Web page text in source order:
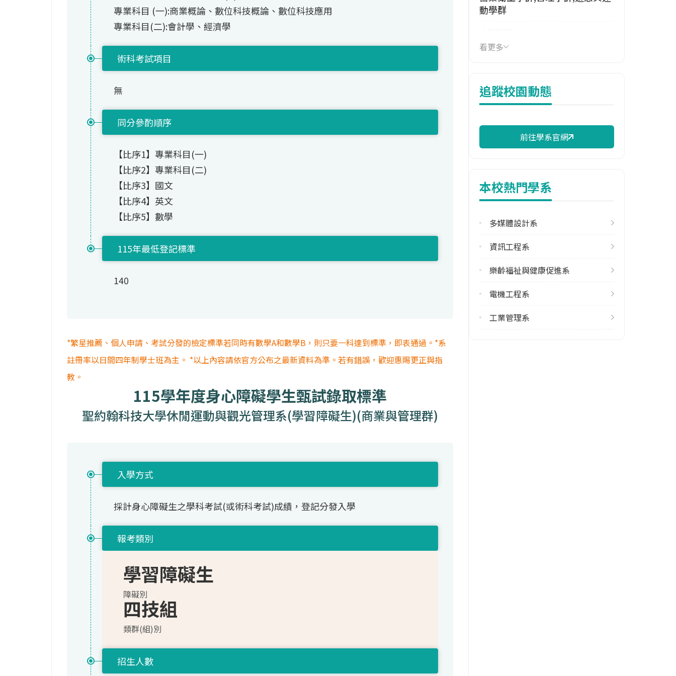
專業科目 (一):商業概論、數位科技概論、數位科技應用
專業科目(二):會計學、經濟學
術科考試項目
無
同分參酌順序
【比序1】專業科目(一)
【比序2】專業科目(二)
【比序3】國文
【比序4】英文
【比序5】數學
115年最低登記標準
140
*繁星推薦、個人申請、考試分發的檢定標準若同時有數學A和數學B，則只要一科達到標準，即表通過。*系
註冊率以日間四年制學士班為主。 *以上內容請依官方公布之最新資料為準。若有錯誤，歡迎惠賜更正與指
教。
115學年度身心障礙學生甄試錄取標準
聖約翰科技大學休閒運動與觀光管理系(學習障礙生)(商業與管理群)
入學方式
採計身心障礙生之學科考試(或術科考試)成績，登記分發入學
報考類別
學習障礙生
障礙別
四技組
類群(組)別
招生人數
動學群
運動保健學類,休閒管理學類
114年學費
8,467 元/學期
74.63%
學系電話
新北市淡水區淡金路四段499號
看更多
追蹤校園動態
前往學系官網
本校熱門學系
多媒體設計系
資訊工程系
樂齡福祉與健康促進系
電機工程系
工業管理系